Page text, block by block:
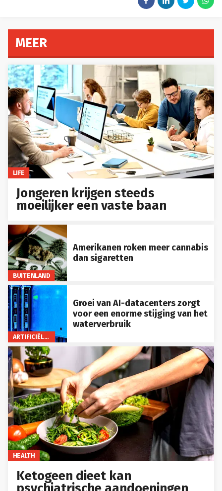
MEER
LIFE
Jongeren krijgen steeds
moeilijker een vaste baan
BUITENLAND
Amerikanen roken meer cannabis
dan sigaretten
ARTIFICIËLE INTELLIGENTIE
Groei van AI-datacenters zorgt
voor een enorme stijging van het
waterverbruik
HEALTH
Ketogeen dieet kan